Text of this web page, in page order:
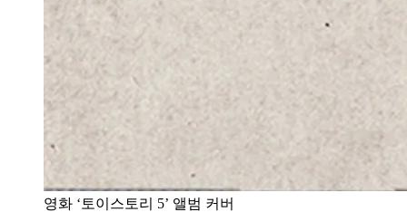
영화 ‘토이스토리 5’ 앨범 커버